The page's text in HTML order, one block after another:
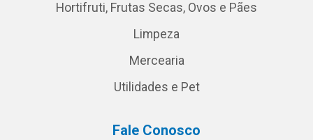
Hortifruti, Frutas Secas, Ovos e Pães
Limpeza
Mercearia
Utilidades e Pet
Fale Conosco